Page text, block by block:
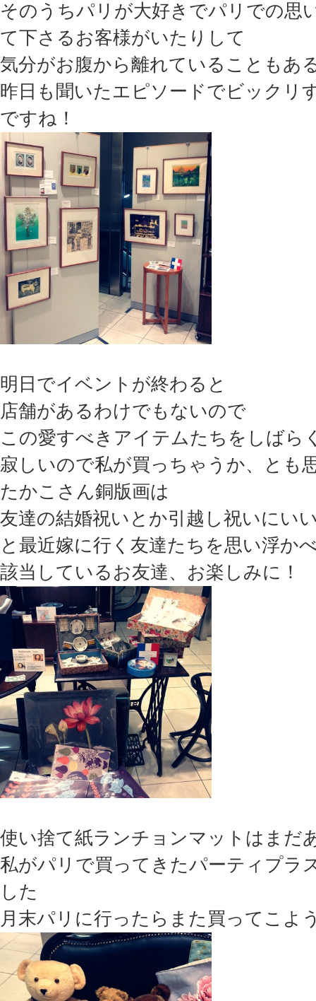
そのうちパリが大好きでパリでの思
て下さるお客様がいたりして
気分がお腹から離れていることもあ
昨日も聞いたエピソードでビックリ
ですね！
明日でイベントが終わると
店舗があるわけでもないので
この愛すべきアイテムたちをしばら
寂しいので私が買っちゃうか、とも
たかこさん銅版画は
友達の結婚祝いとか引越し祝いにい
と最近嫁に行く友達たちを思い浮か
該当しているお友達、お楽しみに！
使い捨て紙ランチョンマットはまだ
私がパリで買ってきたパーティプラ
した
月末パリに行ったらまた買ってこよ